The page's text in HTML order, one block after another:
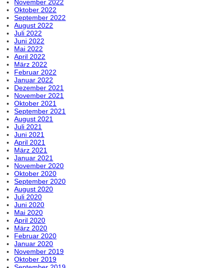
November 2022
Oktober 2022
September 2022
August 2022
Juli 2022
Juni 2022
Mai 2022
April 2022
März 2022
Februar 2022
Januar 2022
Dezember 2021
November 2021
Oktober 2021
September 2021
August 2021
Juli 2021
Juni 2021
April 2021
März 2021
Januar 2021
November 2020
Oktober 2020
September 2020
August 2020
Juli 2020
Juni 2020
Mai 2020
April 2020
März 2020
Februar 2020
Januar 2020
November 2019
Oktober 2019